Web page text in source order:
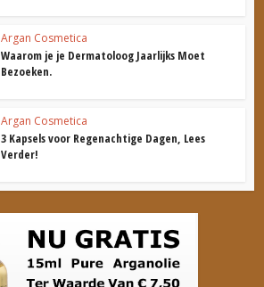
Argan Cosmetica
Waarom je je Dermatoloog Jaarlijks Moet
Bezoeken.
Argan Cosmetica
3 Kapsels voor Regenachtige Dagen, Lees
Verder!